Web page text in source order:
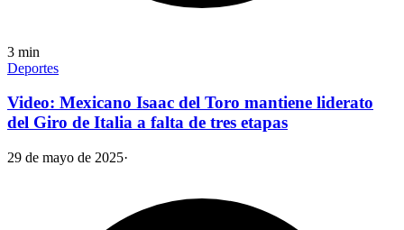
3 min
Deportes
Video: Mexicano Isaac del Toro mantiene liderato
del Giro de Italia a falta de tres etapas
29 de mayo de 2025·